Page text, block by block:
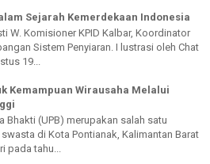
Sejarah Kemerdekaan Indonesia
W. Komisioner KPID Kalbar, Koordinator
Sistem Penyiaran. I lustrasi oleh Chat
19...
Kemampuan Wirausaha Melalui
Bhakti (UPB) merupakan salah satu
di Kota Pontianak, Kalimantan Barat
pada tahu...